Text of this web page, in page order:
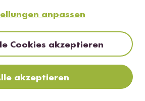
Jetzt sichern
dir nach vollständiger Anmeldung zum Newsletter
Sadri Reis
anpassen
Cookies akzeptieren
akzeptieren